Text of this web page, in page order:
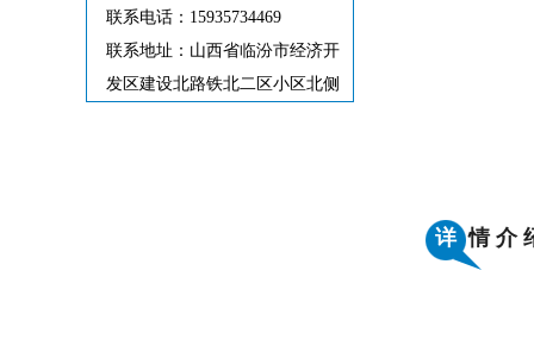
联系电话：15935734469
联系地址：山西省临汾市经济开
发区建设北路铁北二区小区北侧
详情 介